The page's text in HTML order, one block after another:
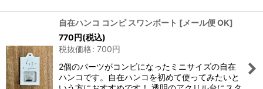
自在ハンコ コンビ スワンボート [メール便 OK]
770円(税込)
税抜価格: 700円
2個のパーツがコンビになったミニサイズの自在
ハンコです。自在ハンコを初めて使ってみたいと